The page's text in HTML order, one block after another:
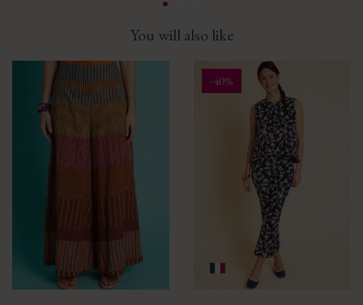
You will also like
-40%